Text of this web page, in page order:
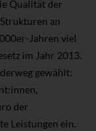
Qualität der
an
Jahren viel
im Jahr 2013.
gewählt:
der
Leistungen ein.